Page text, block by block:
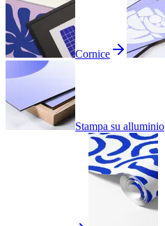
Cornice
Stampa su alluminio